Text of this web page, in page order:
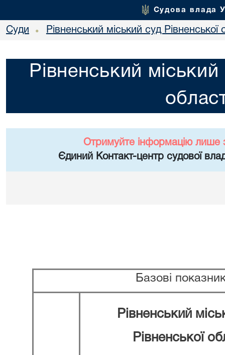
Судова влада
Суди • Рівненський міський суд Рівненської
Рівненський міський
Отримуйте інформацію лише
Єдиний Контакт-центр судової
Базові
Рівненський
Рівненської